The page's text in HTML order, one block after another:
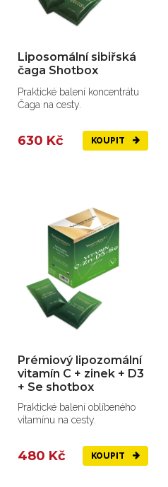
Liposomální sibiřská
čaga Shotbox
Praktické balení koncentrátu
Čaga na cesty.
630 Kč KOUPIT
Prémiový lipozomální
vitamín C + zinek + D3
+ Se shotbox
Praktické balení oblíbeného
vitamínu na cesty.
480 Kč KOUPIT